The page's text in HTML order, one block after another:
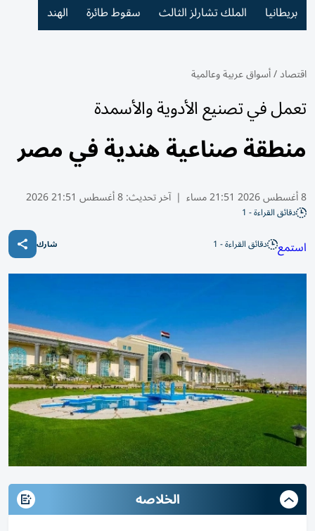
بريطانيا الملك تشارلز الثالث سقوط طائرة الهند
اقتصاد/أسواق عربية وعالمية
تعمل في تصنيع الأدوية والأسمدة
منطقة صناعية هندية في مصر
8 أغسطس 2026 21:51 مساء | آخر تحديث:8 أغسطس 21:51 2026
دقائق القراءة - 1
استمع دقائق القراءة - 1 شارك
الخلاصه